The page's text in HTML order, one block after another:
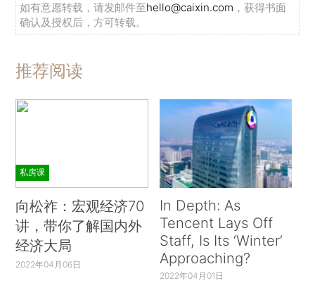
如有意愿转载，请发邮件至hello@caixin.com ，获得书面
确认及授权后，方可转载。
推荐阅读
私房课
向松祚：宏观经济70
讲，带你了解国内外
经济大局
2022年04月06日
In Depth: As
Tencent Lays Off
Staff, Is Its ‘Winter’
Approaching?
2022年04月01日